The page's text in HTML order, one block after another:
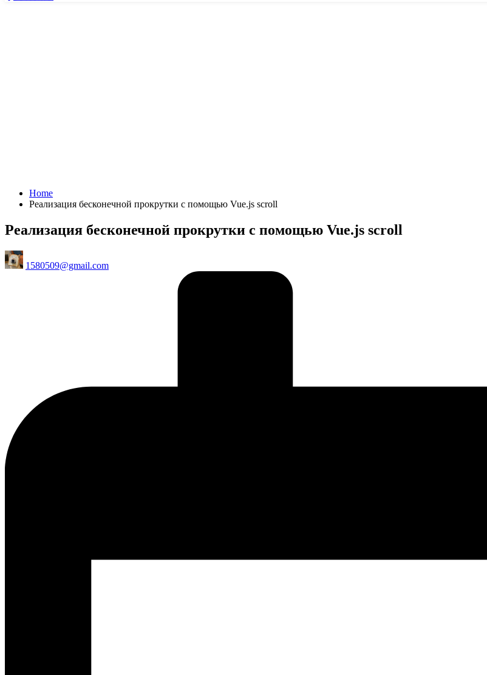
Home
Реализация бесконечной прокрутки с помощью Vue.js scroll
Реализация бесконечной прокрутки с помощью Vue.js scroll
Posted
by
1580509@gmail.com